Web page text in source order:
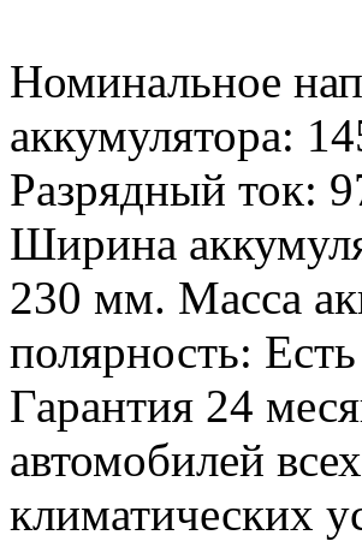
Номинальное
аккумулятора:
Разрядный ток:
Ширина
230 мм. Масса
полярность: Есть
Гарантия 24
автомобилей
климатических